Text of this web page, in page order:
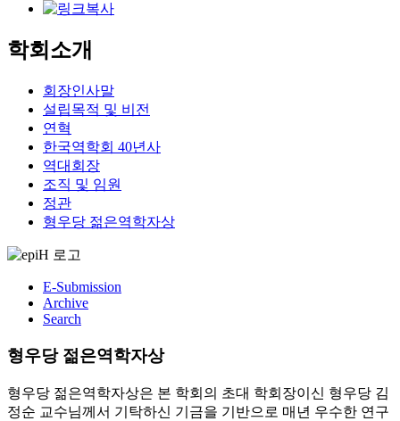
학회소개
회장인사말
설립목적 및 비전
연혁
한국역학회 40년사
역대회장
조직 및 임원
정관
형우당 젊은역학자상
E-Submission
Archive
Search
형우당 젊은역학자상
형우당 젊은역학자상은 본 학회의 초대 학회장이신 형우당 김
정순 교수님께서 기탁하신 기금을 기반으로 매년 우수한 연구